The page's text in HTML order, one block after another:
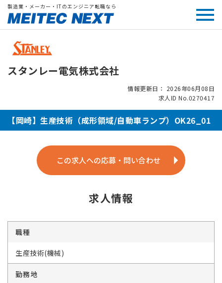
製造業・メーカー・ITのエンジニア転職なら
スタンレー電気株式会社
情報更新日： 2026年06月08日
求人ID No.0270417
【岡崎】生産技術（成形領域/自動車ランプ）OK26_01
この求人への応募・問い合わせ
求人情報
職種
生産技術(機械)
勤務地